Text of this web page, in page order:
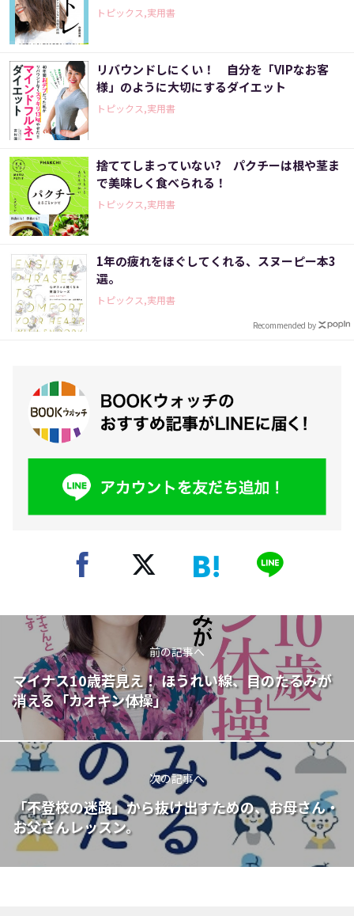
トピックス,実用書
リバウンドしにくい！ 自分を「VIPなお客
様」のように大切にするダイエット
トピックス,実用書
捨ててしまっていない? パクチーは根や茎ま
で美味しく食べられる！
トピックス,実用書
1年の疲れをほぐしてくれる、スヌーピー本3
選。
トピックス,実用書
Recommended by
前の記事へ
マイナス10歳若見え！ ほうれい線、目のたるみが
消える「カオキン体操」
次の記事へ
「不登校の迷路」から抜け出すための、お母さん・
お父さんレッスン。